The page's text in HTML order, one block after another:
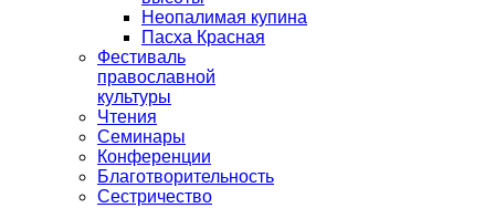
Неопалимая купина
Пасха Красная
Фестиваль
православной
культуры
Чтения
Семинары
Конференции
Благотворительность
Сестричество